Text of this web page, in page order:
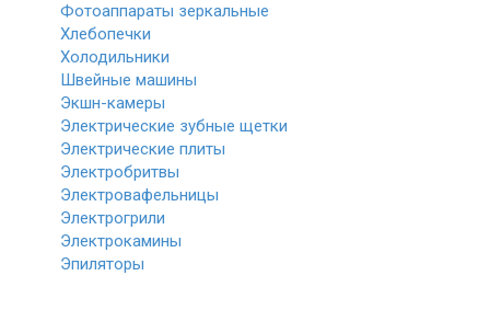
Фотоаппараты зеркальные
Хлебопечки
Холодильники
Швейные машины
Экшн-камеры
Электрические зубные щетки
Электрические плиты
Электробритвы
Электровафельницы
Электрогрили
Электрокамины
Эпиляторы